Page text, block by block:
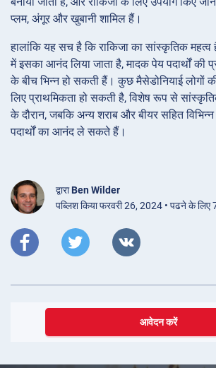
प्लम, अंगूर और खुबानी शामिल हैं।
हालांकि यह सच है कि राकिजा का सांस्कृतिक महत्व
में इसका आनंद लिया जाता है, मादक पेय पदार्थों की
के बीच भिन्न हो सकती हैं। कुछ मैसेडोनियाई लोगों
लिए प्राथमिकता हो सकती है, विशेष रूप से
के दौरान, जबकि अन्य शराब और बीयर सहित
पदार्थों का आनंद ले सकते हैं।
द्वाराBen Wilder
पब्लिश किया फरवरी 26, 2024 • पढने के लिए
आवेदन करें